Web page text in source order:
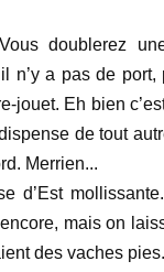
doublerez
n’y a pas de
jouet. Eh bien
de tout
Merrien...
d’Est
mais on
des vaches pies.